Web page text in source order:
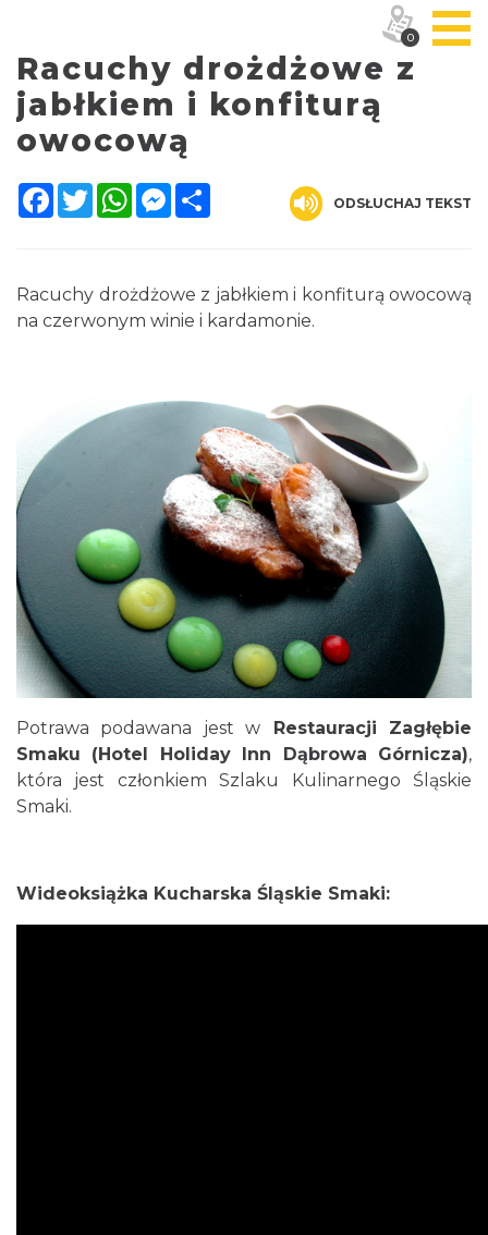
Racuchy drożdżowe z
jabłkiem i konfiturą
owocową
Facebook
TwitterWhatsAppMessenger
ODSŁUCHAJ TEKST
Racuchy drożdżowe z jabłkiem i konfiturą owocową
na czerwonym winie i kardamonie.
Potrawa podawana jest w Restauracji Zagłębie
Smaku (Hotel Holiday Inn Dąbrowa Górnicza),
która jest członkiem Szlaku Kulinarnego Śląskie
Smaki.
Wideoksiążka Kucharska Śląskie Smaki:
0